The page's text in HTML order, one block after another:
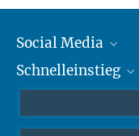
Social Media
Mastodon
Schnelleinstieg
Studierende